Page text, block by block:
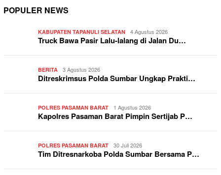
POPULER NEWS
KABUPATEN TAPANULI SELATAN 4 Agustus 2026
Truck Bawa Pasir Lalu-lalang di Jalan Du…
BERITA 3 Agustus 2026
Ditreskrimsus Polda Sumbar Ungkap Prakti…
POLRES PASAMAN BARAT 1 Agustus 2026
Kapolres Pasaman Barat Pimpin Sertijab P…
POLRES PASAMAN BARAT 30 Juli 2026
Tim Ditresnarkoba Polda Sumbar Bersama P…